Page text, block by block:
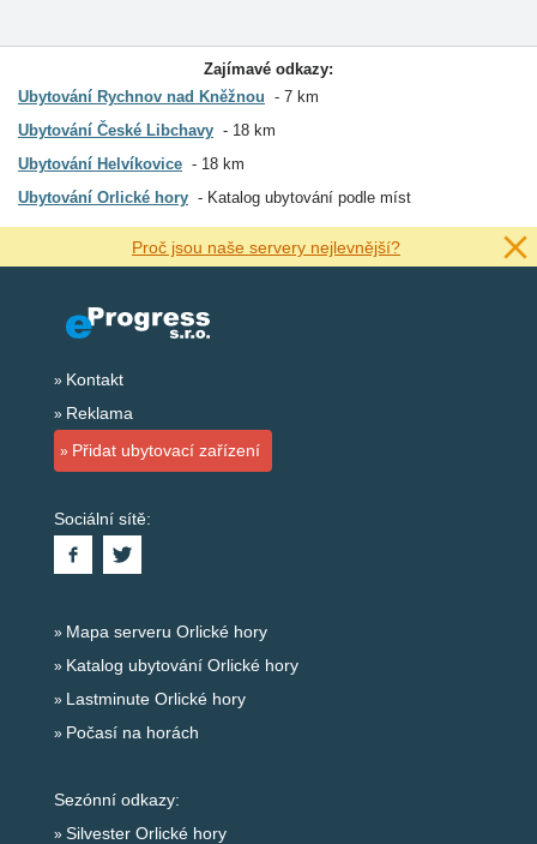
Zajímavé odkazy:
Ubytování Rychnov nad Kněžnou
7 km
Ubytování České Libchavy
18 km
Ubytování Helvíkovice
18 km
Ubytování Orlické hory
Katalog ubytování podle míst
Proč jsou naše servery nejlevnější?
Kontakt
Reklama
Přidat ubytovací zařízení
Sociální sítě:
Mapa serveru Orlické hory
Katalog ubytování Orlické hory
Lastminute Orlické hory
Počasí na horách
Sezónní odkazy:
Silvester Orlické hory